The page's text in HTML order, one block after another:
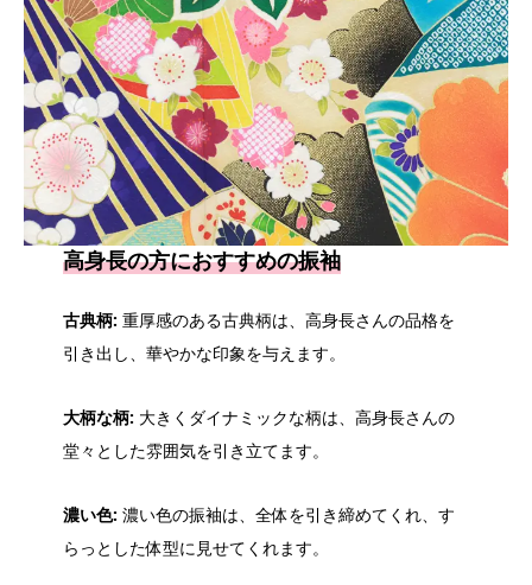
高身長の方におすすめの振袖
古典柄: 重厚感のある古典柄は、高身長さんの品格を
引き出し、華やかな印象を与えます。
大柄な柄: 大きくダイナミックな柄は、高身長さんの
堂々とした雰囲気を引き立てます。
濃い色: 濃い色の振袖は、全体を引き締めてくれ、す
らっとした体型に見せてくれます。